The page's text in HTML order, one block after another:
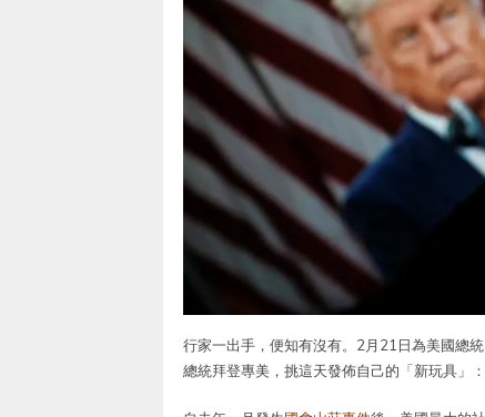
行家一出手，便知有沒有。2月21日為美國總
總統拜登專美，挑這天發佈自己的「新玩具」